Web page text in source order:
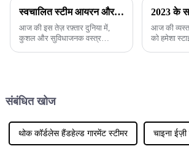
स्वचालित स्टीम आयरन और वैश्विक आपूर्तिकर्ताओं के लिए सर्वोत्तम प्रथाओं के साथ परिधान देखभाल में क्रांतिकारी बदलाव
आज की इस तेज़ रफ़्तार दुनिया में,
कुशल और सुविधाजनक वस्त्र
आज की
को हमेशा
संबंधित खोज
थोक कॉर्डलेस हैंडहेल्ड गारमेंट स्टीमर चाइना